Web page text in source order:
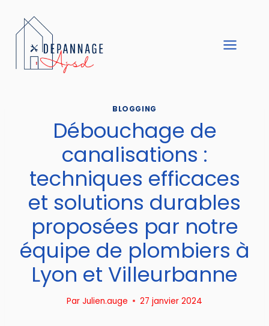
contenu
BLOGGING
Débouchage de
canalisations :
techniques efficaces
et solutions durables
proposées par notre
équipe de plombiers à
Lyon et Villeurbanne
Par Julien.auge 27 janvier 2024